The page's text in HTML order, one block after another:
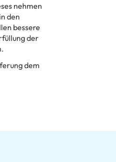
nehmen
den
bessere
der
dem